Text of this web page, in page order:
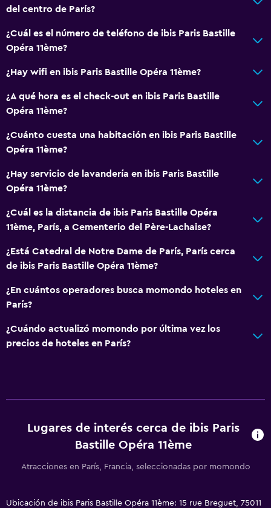
del centro de París?
¿Cuál es el número de teléfono de ibis Paris Bastille
Opéra 11ème?
¿Hay wifi en ibis Paris Bastille Opéra 11ème?
¿A qué hora es el check-out en ibis Paris Bastille
Opéra 11ème?
¿Cuánto cuesta una habitación en ibis Paris Bastille
Opéra 11ème?
¿Hay servicio de lavandería en ibis Paris Bastille
Opéra 11ème?
¿Cuál es la distancia de ibis Paris Bastille Opéra
11ème, París, a Cementerio del Père-Lachaise?
¿Está Catedral de Notre Dame de París, París cerca
de ibis Paris Bastille Opéra 11ème?
¿En cuántos operadores busca momondo hoteles en
París?
¿Cuándo actualizó momondo por última vez los
precios de hoteles en París?
Lugares de interés cerca de ibis Paris
Bastille Opéra 11ème
Atracciones en París, Francia, seleccionadas por momondo
Ubicación de ibis Paris Bastille Opéra 11ème: 15 rue Breguet, 75011